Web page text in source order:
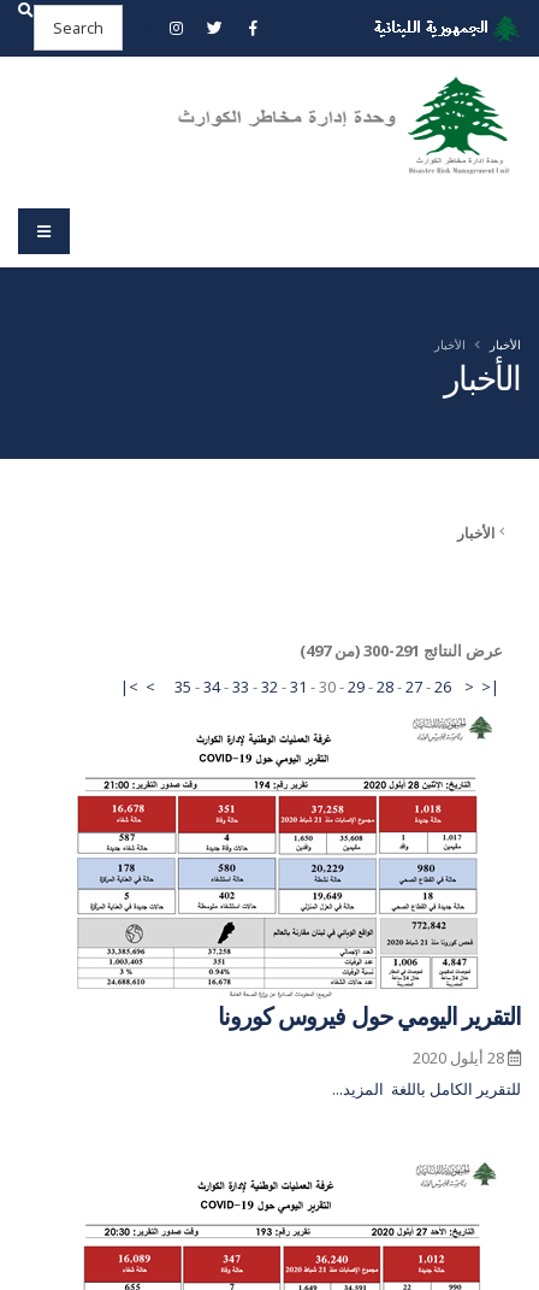
الأخبار
الأخبار الأخبار
الأخبار
عرض النتائج 291-300 (من 497)
|<
<
26
-
27
-
28
-
29
-
30
-
31
-
32
-
33
-
34
-
35
>
>|
التقرير اليومي حول فيروس كورونا
للتقرير الكامل باللغة المزيد...